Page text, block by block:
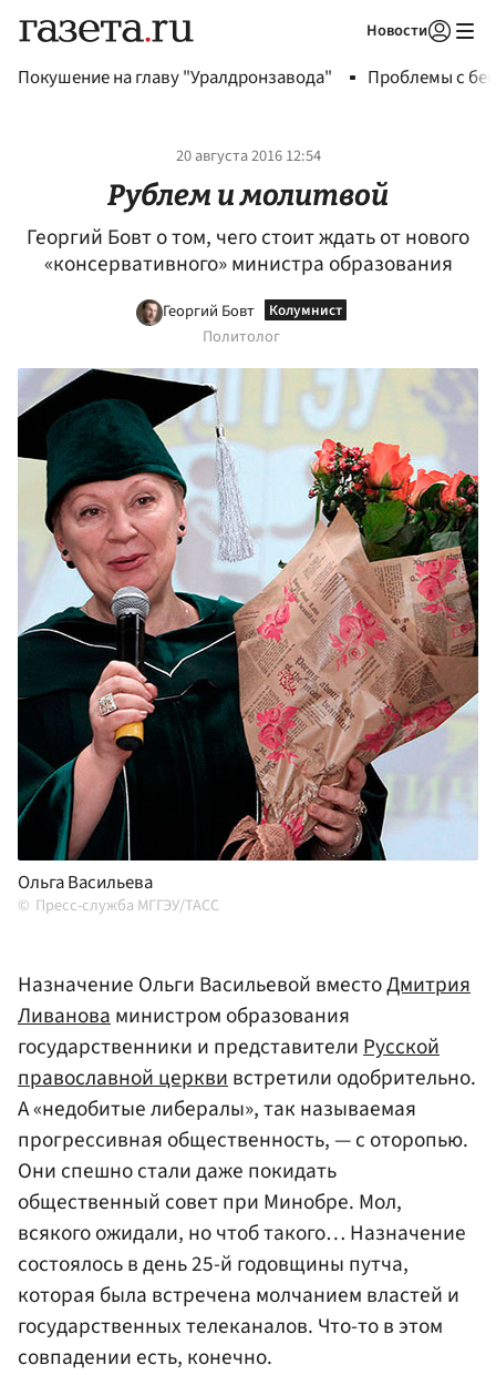
Новости
Покушение на главу "Уралдронзавода" Проблемы с
20 августа 2016 12:54
Рублем и молитвой
Георгий Бовт о том, чего стоит ждать от нового
«консервативного» министра образования
Георгий Бовт
Политолог
Ольга Васильева
Пресс-служба МГГЭУ/ТАСС
Назначение Ольги Васильевой вместоДмитрия
Ливановаминистром образования
государственники и представителиРусской
православной церквивстретили одобрительно.
А «недобитые либералы», так называемая
прогрессивная общественность, — с оторопью.
Они спешно стали даже покидать
общественный совет при Минобре. Мол,
всякого ожидали, но чтоб такого… Назначение
состоялось в день 25-й годовщины путча,
которая была встречена молчанием властей и
государственных телеканалов. Что-то в этом
совпадении есть, конечно.